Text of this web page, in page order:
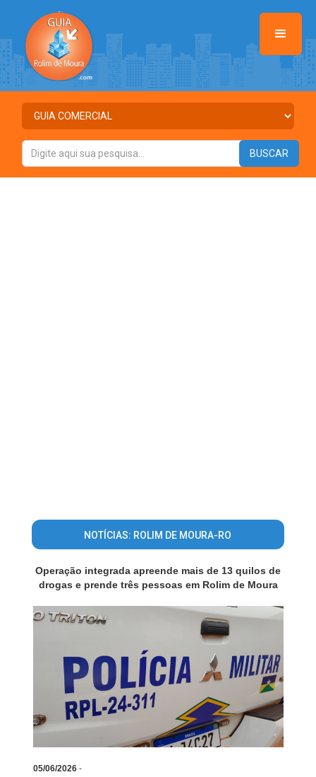
NOTÍCIAS: ROLIM DE MOURA-RO
Operação integrada apreende mais de 13 quilos de
drogas e prende três pessoas em Rolim de Moura
05/06/2026 -